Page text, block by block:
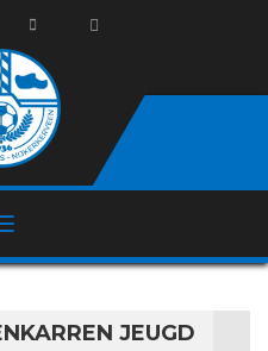
JEUGD